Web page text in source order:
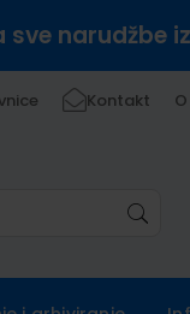
narudžbe
Kontakt